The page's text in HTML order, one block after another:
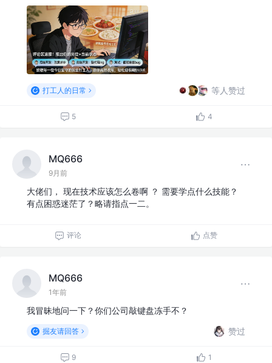
打工人的日常 等人赞过
5 4
MQ666
9月前
大佬们， 现在技术应该怎么卷啊 ？ 需要学点什么技能？
有点困惑迷茫了？略请指点一二。
评论 点赞
MQ666
1年前
我冒昧地问一下？你们公司敲键盘冻手不？
掘友请回答 赞过
9 1